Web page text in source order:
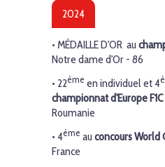
2024
• MÉDAILLE D'OR au
Notre dame d'Or - 86
• 22ème en individuel et 4
championnat d'Europe F1C
Roumanie
• 4ème au concours World
France